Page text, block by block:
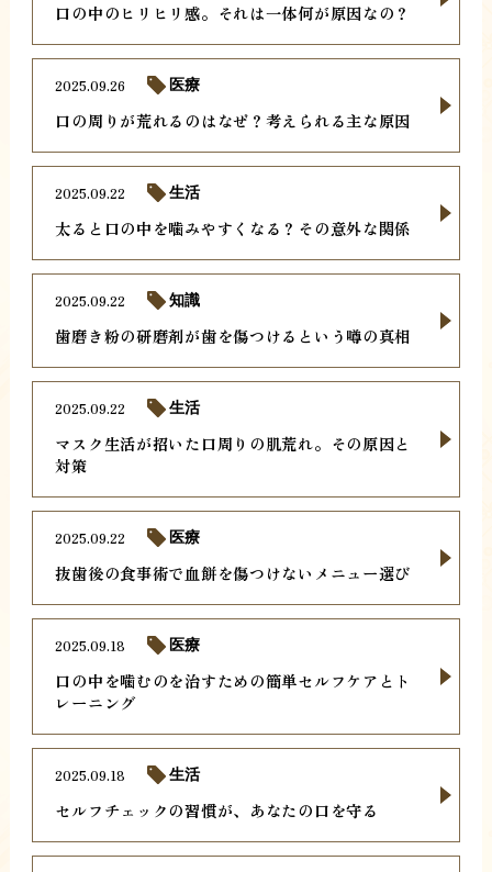
口の中のヒリヒリ感。それは一体何が原因なの？
口の周りが荒れるのはなぜ？考えられる主な原因
2025.09.26 医療
太ると口の中を噛みやすくなる？その意外な関係
2025.09.22 生活
歯磨き粉の研磨剤が歯を傷つけるという噂の真相
2025.09.22 知識
マスク生活が招いた口周りの肌荒れ。その原因と
対策
2025.09.22 生活
抜歯後の食事術で血餅を傷つけないメニュー選び
2025.09.22 医療
口の中を噛むのを治すための簡単セルフケアとト
レーニング
2025.09.18 医療
セルフチェックの習慣が、あなたの口を守る
2025.09.18 生活